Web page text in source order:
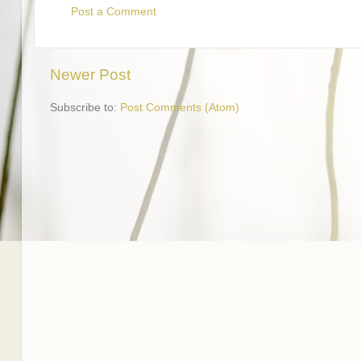
Post a Comment
Newer Post
Subscribe to: Post Comments (Atom)